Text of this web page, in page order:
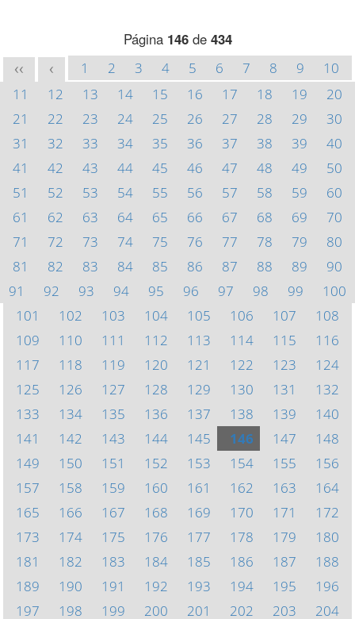
Página 146de 434
<< < 1 2 3 4 5 6 7 8 9
10
11
12 13 14 15 16 17 18 19
20
21
22 23 24 25 26 27 28 29
30
31
32 33 34 35 36 37 38 39
40
41
42 43 44 45 46 47 48 49
50
51
52 53 54 55 56 57 58 59
60
61
62 63 64 65 66 67 68 69
70
71
72 73 74 75 76 77 78 79
80
81
82 83 84 85 86 87 88 89
90
91
92 93 94 95 96 97 98 99
100
101
102 103 104 105 106 107
108
109
110 111 112 113 114 115
116
117
118 119 120 121 122 123
124
125
126 127 128 129 130 131
132
133
134 135 136 137 138 139
140
141
142 143 144 145 146 147
148
149
150 151 152 153 154 155
156
157
158 159 160 161 162 163
164
165
166 167 168 169 170 171
172
173
174 175 176 177 178 179
180
181
182 183 184 185 186 187
188
189
190 191 192 193 194 195
196
197
198 199 200 201 202 203
204